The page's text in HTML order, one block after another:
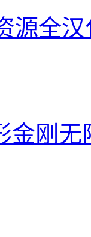
源全汉
金刚无